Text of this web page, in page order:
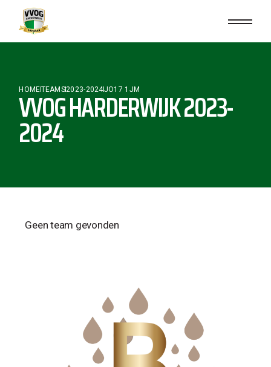
HOMETEAMS2023-2024JO17 1JM
VVOG HARDERWIJK 2023-
2024
Geen team gevonden